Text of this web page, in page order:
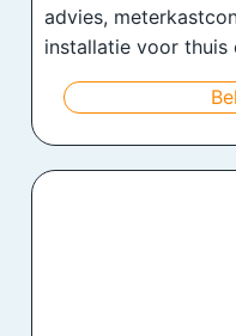
advies,
installatie voor thuis